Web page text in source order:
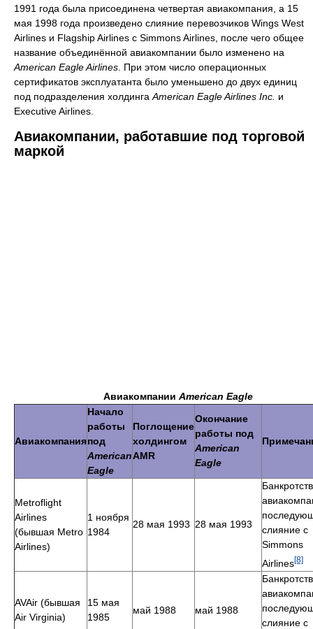
1991 года была присоединена четвертая авиакомпания, а 15
мая 1998 года произведено слияние перевозчиков Wings West
Airlines и Flagship Airlines с Simmons Airlines, после чего общее
название объединённой авиакомпании было изменено на
American Eagle Airlines . При этом число операционных
сертификатов эксплуатанта было уменьшено до двух единиц
под подразделения холдинга American Eagle Airlines Inc. и
Executive Airlines.
Авиакомпании, работавшие под торговой
маркой
Авиакомпании American Eagle
Авиакомпания
Начало
работы
под
American
Eagle
Поглощение
холдингом
AMR
Окончание
работы под
American
Eagle
Metroflight
Airlines
(бывшая Metro
Airlines)
1 ноября
1984
28 мая 1993 28 мая 1993
слияние с
Simmons
Airlines[8]
AVAir (бывшая
Air Virginia)
15 мая
1985
май 1988 май 1988
слияние с